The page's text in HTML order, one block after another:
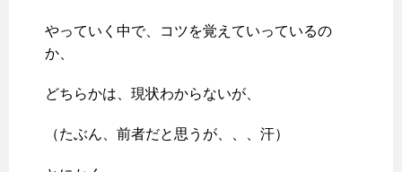
やっていく中で、コツを覚えていっているの
か、
どちらかは、現状わからないが、
（たぶん、前者だと思うが、、、汗）